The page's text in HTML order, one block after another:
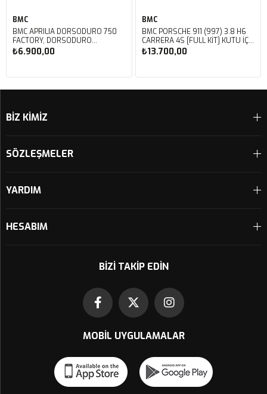
BMC
BMC APRILIA DORSODURO 750
FACTORY, DORSODURO
900, SHIVER 750 GT, SHIVER
750 KUTU İÇİ PERFORMANS
₺6.900,00
BMC
BMC PORSCHE 911 (997) 3.8 H6
CARRERA 4S [FULL KIT] KUTU İÇİ
PERFORMANS HAVA FİLTRESİ
FB468/20
₺13.700,00
BİZ KİMİZ
SÖZLEŞMELER
YARDIM
HESABIM
BIZI TAKIP EDIN
MOBIL UYGULAMALAR